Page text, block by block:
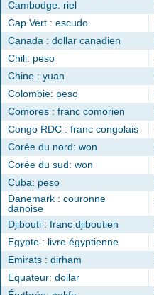
Cambodge: riel
Cap Vert : escudo
Canada : dollar canadien
Chili: peso
Chine : yuan
Colombie: peso
Comores : franc comorien
Congo RDC : franc congolais
Corée du nord: won
Corée du sud: won
Cuba: peso
Danemark : couronne
danoise
Djibouti : franc djiboutien
Egypte : livre égyptienne
Emirats : dirham
Equateur: dollar